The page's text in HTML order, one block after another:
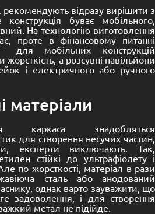
рекомендують відразу вирішити з
буває мобільного,
На технологію виготовлення
проте в фінансовому питанні
для мобільних конструкцій
а розсувні павільйони
і електричного або ручного
матеріали
каркаса знадобляться
для створення несучих частин,
експерти виключають. Так,
стійкі до ультрафіолету і
по жорсткості, матеріал в рази
сталь або анодований
однак варто зауважити, що
задоволення, і для створення
метал не підійде.